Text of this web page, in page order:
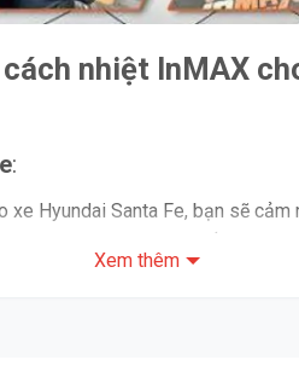
nhiệt InMAX
:
xe Hyundai Santa Fe, bạn sẽ
Phim có tác dụng hấp thụ và
độ mát mẻ và thoáng mát cho
Xem thêm